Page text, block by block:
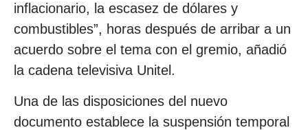
inflacionario, la escasez de dólares y
combustibles”, horas después de arribar a un
acuerdo sobre el tema con el gremio, añadió
la cadena televisiva Unitel.
Una de las disposiciones del nuevo
documento establece la suspensión temporal